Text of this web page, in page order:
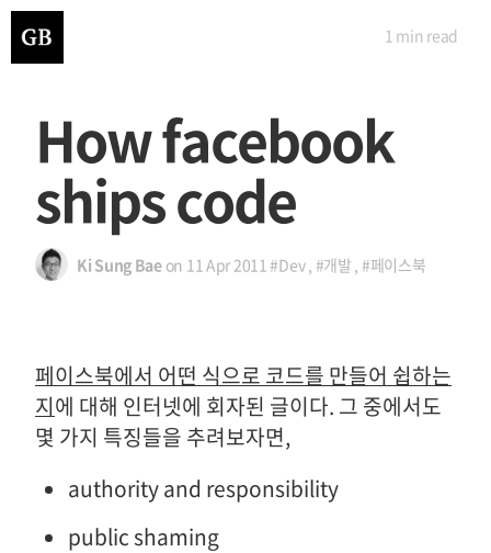
How facebook
ships code
Ki Sung Baeon 11 Apr 2011#Dev, #개발 , #페이스북
1 min read
페이스북에서 어떤 식으로 코드를 만들어 쉽하는
지에 대해 인터넷에 회자된 글이다. 그 중에서도
몇 가지 특징들을 추려보자면,
authority and responsibility
public shaming